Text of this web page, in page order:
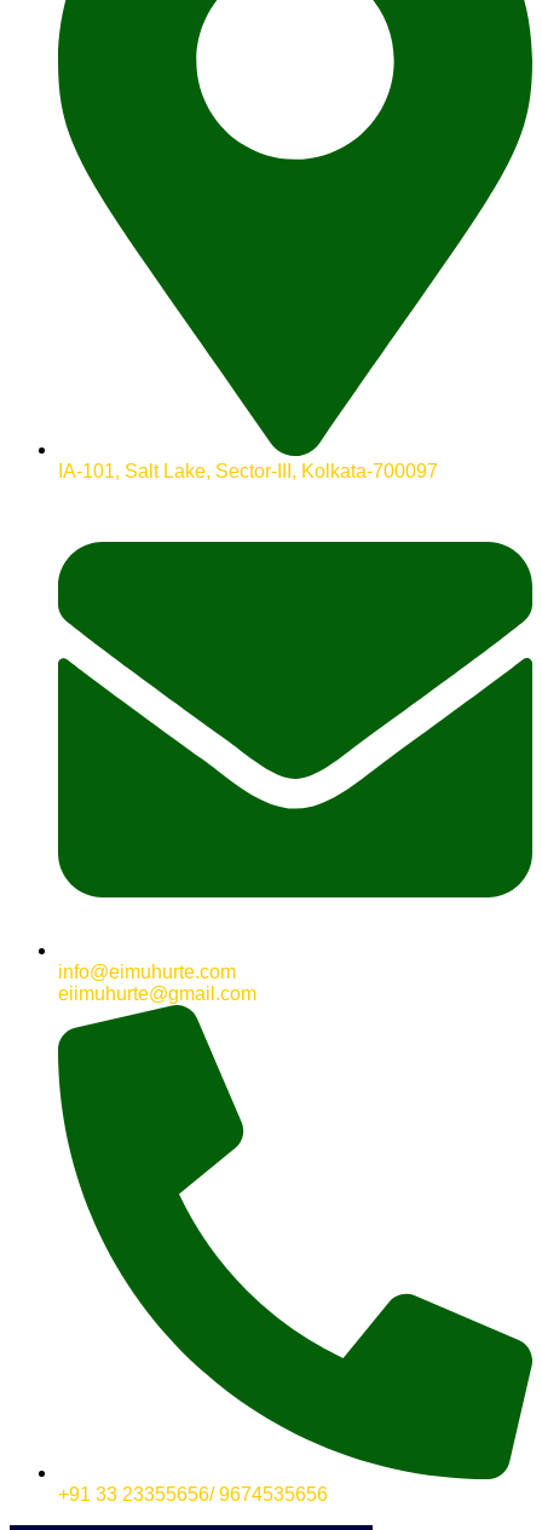
IA-101, Salt Lake, Sector-III, Kolkata-700097
info@eimuhurte.com
eiimuhurte@gmail.com
+91 33 23355656/ 9674535656